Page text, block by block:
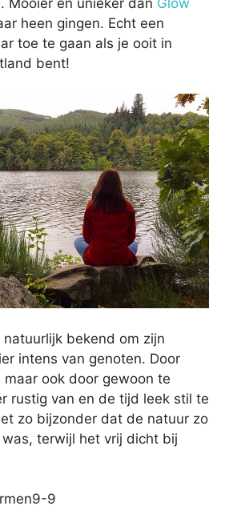
heen gingen. Echt een
toe te gaan als je ooit in
bent!
bekend om zijn
intens van genoten. Door
maar ook door gewoon te
rustig van en de tijd leek stil te
zo bijzonder dat de natuur zo
terwijl het vrij dicht bij